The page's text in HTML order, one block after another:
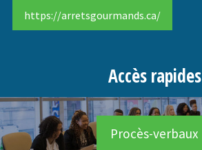
https://arretsgourmands.ca/
Accès rapides
Procès-verbaux